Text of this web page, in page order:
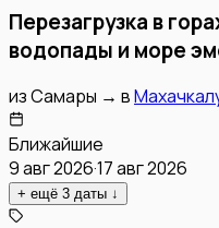
Перезагрузка в
водопады и море
изСамары → в
Ближайшие
9 авг 2026·17 авг 2026
+ ещё 3 даты ↓